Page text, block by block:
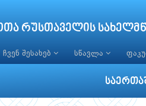
რუსთაველის
ჩვენ შესახებ სწავლა